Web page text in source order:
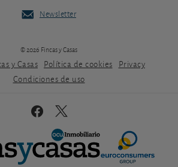
Newsletter
© 2026 Fincas y Casas
y Casas Política de cookies
Privacy
Condiciones de uso